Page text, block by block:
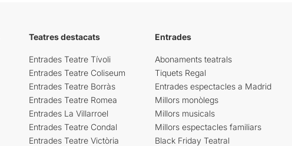
Teatres destacats
Entrades Teatre Tívoli
Entrades Teatre Coliseum
Entrades Teatre Borràs
Entrades Teatre Romea
Entrades La Villarroel
Entrades Teatre Condal
Entrades Teatre Victòria
Entrades
Abonaments teatrals
Tiquets Regal
Entrades espectacles a Madrid
Millors monòlegs
Millors musicals
Millors espectacles familiars
Black Friday Teatral